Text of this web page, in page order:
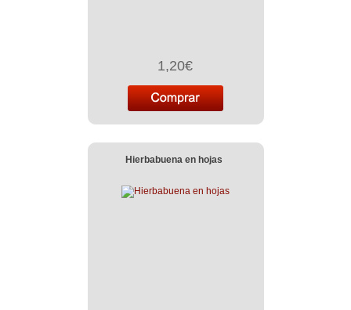
1,20€
Hierbabuena en hojas